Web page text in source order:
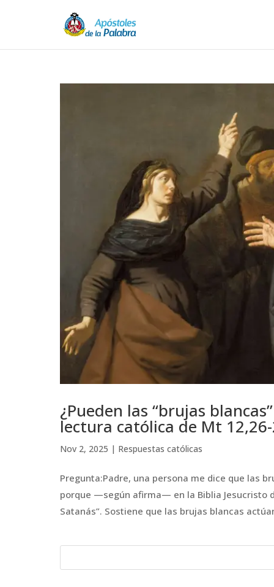
¿Pueden las “brujas
lectura católica de Mt
Nov 2, 2025 | Respuestas católicas
Pregunta:Padre, una persona me dice que las
porque —según afirma— en la Biblia Jesucristo
Satanás”. Sostiene que las brujas blancas